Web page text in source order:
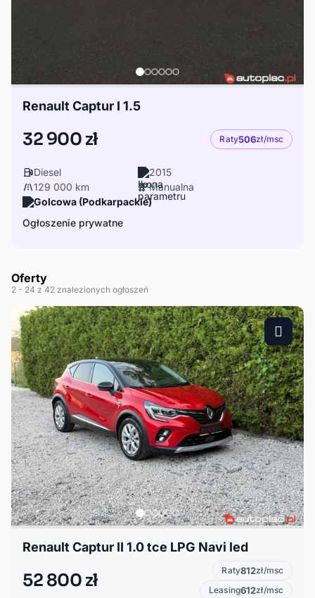
Renault Captur I 1.5
32 900 zł Raty506zł/msc
Diesel
2015
129 000 km
Manualna
Golcowa (Podkarpackie)
Ogłoszenie prywatne
Oferty
2 - 24 z 42 znalezionych ogłoszeń
Renault Captur II 1.0 tce LPG Navi led
52 800 zł Raty812zł/msc
Leasing612zł/msc